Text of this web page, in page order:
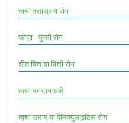
त्वचा वसास्राव रोग
फोड़ा - फुंसी रोग
शीत पित्त या पित्ती रोग
त्वचा पर दाग धब्बे
त्वचा उभार या पेनिक्युलाइटिस रोग